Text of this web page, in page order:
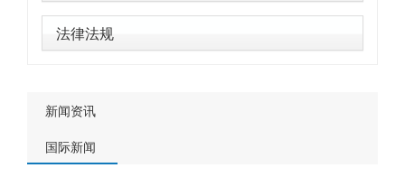
法律法规
新闻资讯
国际新闻